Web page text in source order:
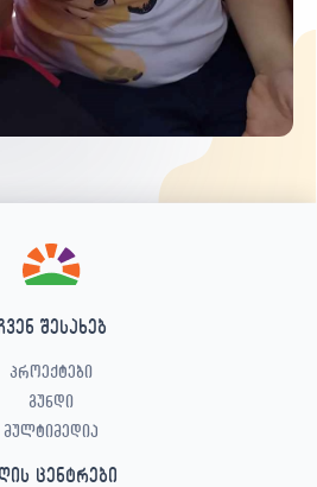
შესახებ
პროექტები
გუნდი
მულტიმედია
ცენტრები